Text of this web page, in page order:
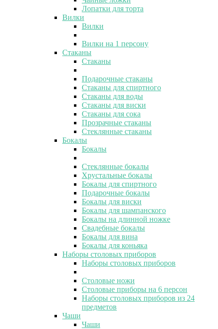
Лопатки для торта
Вилки
Вилки
Вилки на 1 персону
Стаканы
Стаканы
Подарочные стаканы
Стаканы для спиртного
Стаканы для воды
Стаканы для виски
Стаканы для сока
Прозрачные стаканы
Стеклянные стаканы
Бокалы
Бокалы
Стеклянные бокалы
Хрустальные бокалы
Бокалы для спиртного
Подарочные бокалы
Бокалы для виски
Бокалы для шампанского
Бокалы на длинной ножке
Свадебные бокалы
Бокалы для вина
Бокалы для коньяка
Наборы столовых приборов
Наборы столовых приборов
Столовые ножи
Столовые приборы на 6 персон
Наборы столовых приборов из 24
предметов
Чаши
Чаши